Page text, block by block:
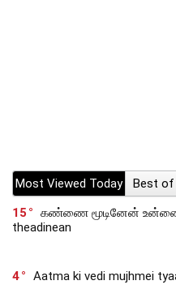
Most Viewed Today Best of
15
கண்ணை மூடினேன் உன்னை
theadinean
4 Aatma ki vedi mujhmei